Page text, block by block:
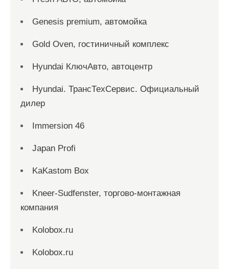
Genesis premium, автомойка
Gold Oven, гостиничный комплекс
Hyundai КлючАвто, автоцентр
Hyundai. ТрансТехСервис. Официальный
дилер
Immersion 46
Japan Profi
KaKastom Box
Kneer-Sudfenster, торгово-монтажная
компания
Kolobox.ru
Kolobox.ru